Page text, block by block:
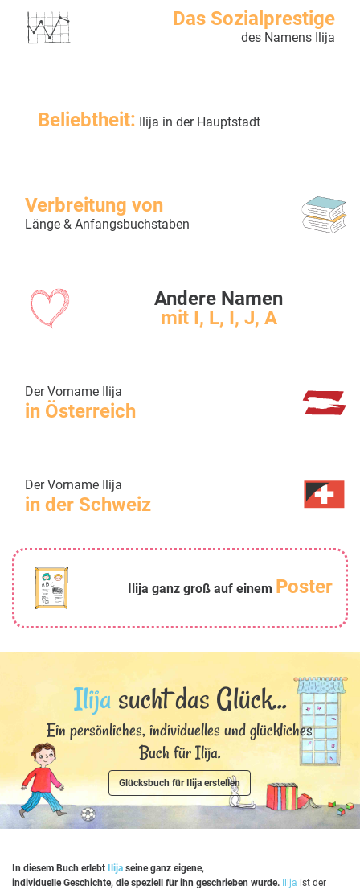
Das Sozialprestige
des Namens Ilija
Beliebtheit: Ilija in der Hauptstadt
Verbreitung von
Länge & Anfangsbuchstaben
Andere Namen
mit I, L, I, J, A
Der Vorname Ilija
in Österreich
Der Vorname Ilija
in der Schweiz
Ilija ganz groß auf einem Poster
Ilija sucht das Glück...
Ein persönliches, individuelles und glückliches
Buch für Ilija.
Glücksbuch für Ilija erstellen
In diesem Buch erlebt Ilija seine ganz eigene,
individuelle Geschichte, die speziell für ihn geschrieben wurde. Ilija ist der